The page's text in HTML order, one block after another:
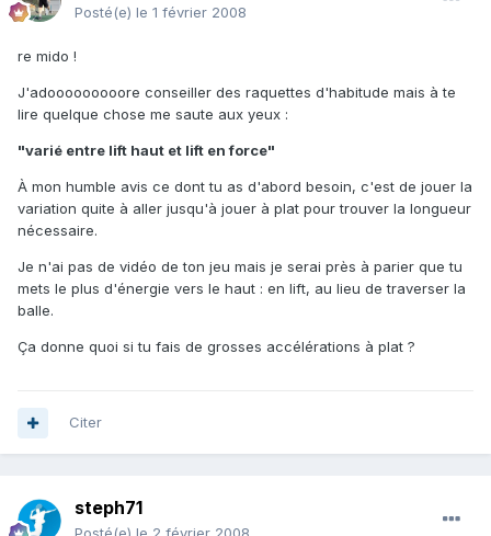
Posté(e) le 1 février 2008
re mido !
J'adooooooooore conseiller des raquettes d'habitude mais à te
lire quelque chose me saute aux yeux :
"varié entre lift haut et lift en force"
À mon humble avis ce dont tu as d'abord besoin, c'est de jouer la
variation quite à aller jusqu'à jouer à plat pour trouver la longueur
nécessaire.
Je n'ai pas de vidéo de ton jeu mais je serai près à parier que tu
mets le plus d'énergie vers le haut : en lift, au lieu de traverser la
balle.
Ça donne quoi si tu fais de grosses accélérations à plat ?
Citer
steph71